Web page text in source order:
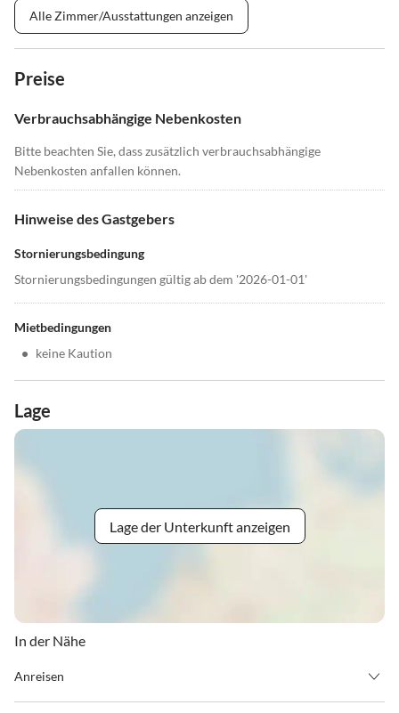
Alle Zimmer/Ausstattungen anzeigen
Preise
Verbrauchsabhängige Nebenkosten
Bitte beachten Sie, dass zusätzlich verbrauchsabhängige
Nebenkosten anfallen können.
Hinweise des Gastgebers
Stornierungsbedingung
Stornierungsbedingungen gültig ab dem '2026-01-01'
Mietbedingungen
• keine Kaution
Lage
Lage der Unterkunft anzeigen
In der Nähe
Anreisen